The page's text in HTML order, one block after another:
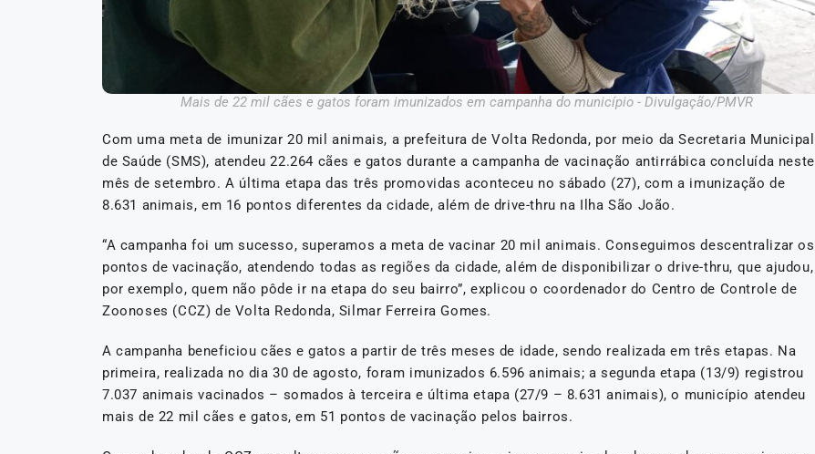
Mais de 22 mil cães e gatos foram imunizados em campanha do município - Divulgação/PMVR
Com uma meta de imunizar 20 mil animais, a prefeitura de Volta Redonda, por meio da Secretaria Municipal
de Saúde (SMS), atendeu 22.264 cães e gatos durante a campanha de vacinação antirrábica concluída neste
mês de setembro. A última etapa das três promovidas aconteceu no sábado (27), com a imunização de
8.631 animais, em 16 pontos diferentes da cidade, além de drive-thru na Ilha São João.
“A campanha foi um sucesso, superamos a meta de vacinar 20 mil animais. Conseguimos descentralizar os
pontos de vacinação, atendendo todas as regiões da cidade, além de disponibilizar o drive-thru, que ajudou,
por exemplo, quem não pôde ir na etapa do seu bairro”, explicou o coordenador do Centro de Controle de
Zoonoses (CCZ) de Volta Redonda, Silmar Ferreira Gomes.
A campanha beneficiou cães e gatos a partir de três meses de idade, sendo realizada em três etapas. Na
primeira, realizada no dia 30 de agosto, foram imunizados 6.596 animais; a segunda etapa (13/9) registrou
7.037 animais vacinados – somados à terceira e última etapa (27/9 – 8.631 animais), o município atendeu
mais de 22 mil cães e gatos, em 51 pontos de vacinação pelos bairros.